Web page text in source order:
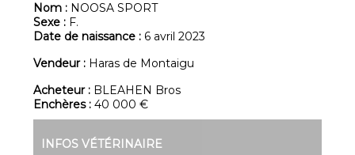
Nom : NOOSA SPORT
Sexe : F.
Date de naissance : 6 avril 2023
Vendeur : Haras de Montaigu
Acheteur : BLEAHEN Bros
Enchères :40 000 €
INFOS VÉTÉRINAIRE